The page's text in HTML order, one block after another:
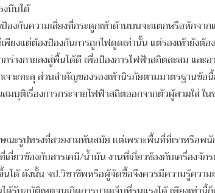
งบีบได้
องกันความเสี่ยงที่กระดูกเท้าด้านบนจะแตกหรือหักจา
พียงแต่ต้องป้องกันการถูกไฟดูดเท่านั้น แต่รองเท้ายังต้
งกายลงสู่พื้นได้ดี เพื่อป้องการไฟฟ้าสถิตสะสม และอ
จาะทะลุ ส่วนสำคัญของรองเท้านิรภัยตามมาตรฐานข้อ
มบุติเรื่องการกระจายไฟฟ้าสถิตออกจากตัวผู้สวมใส่
ษณะรูปทรงที่สวยงามทันสมัย แต่เพราะพื้นที่ที่เราหรือ
กี่ยวข้องกับสารเคมี/น้ำมัน งานที่เกี่ยวข้องกับเครื่อง
ด้ ดังนั้น จป.วิชาชีพหรือผู้จัดซื้อจึงควรมีความรู้ความเ